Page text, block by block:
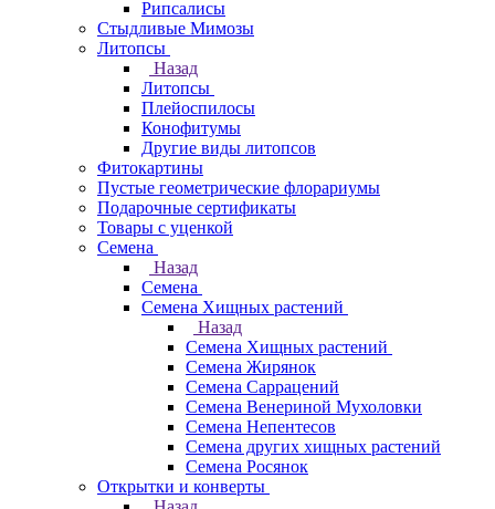
Рипсалисы
Стыдливые Мимозы
Литопсы
Назад
Литопсы
Плейоспилосы
Конофитумы
Другие виды литопсов
Фитокартины
Пустые геометрические флорариумы
Подарочные сертификаты
Товары с уценкой
Семена
Назад
Семена
Семена Хищных растений
Назад
Семена Хищных растений
Семена Жирянок
Семена Саррацений
Семена Венериной Мухоловки
Семена Непентесов
Семена других хищных растений
Семена Росянок
Открытки и конверты